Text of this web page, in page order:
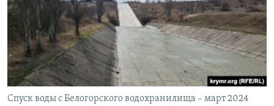
Спуск воды с Белогорского водохранилища – март 2024